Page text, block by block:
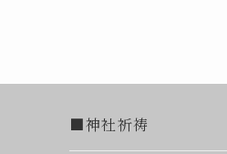
■神社祈祷